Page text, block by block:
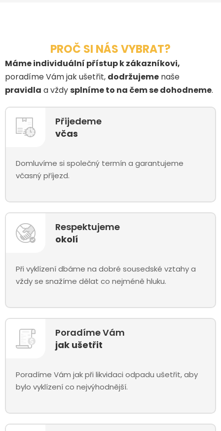
PROČ SI NÁS VYBRAT?
Máme individuální přístup k zákazníkovi,
poradíme Vám jak ušetřit, dodržujeme naše
pravidla a vždy splníme to na čem se dohodneme.
Přijedeme
včas
Domluvíme si společný termín a garantujeme
včasný příjezd.
Respektujeme
okolí
Při vyklízení dbáme na dobré sousedské vztahy a
vždy se snažíme dělat co nejméně hluku.
Poradíme Vám
jak ušetřit
Poradíme Vám jak při likvidaci odpadu ušetřit, aby
bylo vyklízení co nejvýhodnější.